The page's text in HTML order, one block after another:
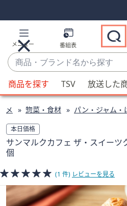
Links
Links2
メニュー 番組表
商
品・
ブ
ラ
ン
名
か
ら
探
す
候
補
利
用
可
能
場
合、
上
商品を探す TSV 放送した
メ 惣菜・食材 パン・ジャム・
本日価格
サンマルクカフェ ザ・スイーツ
個
(1 件) レビューを見る